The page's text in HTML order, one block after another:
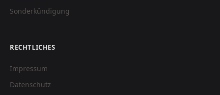
Sonderkündigung
RECHTLICHES
Impressum
Datenschutz